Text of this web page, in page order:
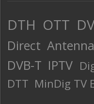
DTH OTT
Direct
DVB-T IPTV
DTT MinDig TV